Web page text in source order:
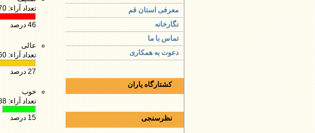
معرفی استان قم
نگارخانه
تماس با ما
دعوت به همکاری
کشتارگاه یاران
نظرسنجی
تعداد آراء: 270
46 درصد
عالی
تعداد آراء: 160
27 درصد
خوب
تعداد آراء: 88
15 درصد